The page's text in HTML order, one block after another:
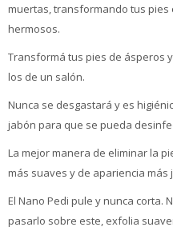
muertas, transformando tus
hermosos.
Transformá tus pies de ásperos
los de un salón.
Nunca se desgastará y es
jabón para que se pueda
La mejor manera de eliminar la
más suaves y de apariencia más
El Nano Pedi pule y nunca corta.
pasarlo sobre este, exfolia